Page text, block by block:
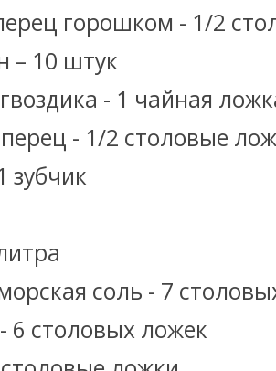
горошком - 1/2
– 10 штук
- 1 чайная
- 1/2 столовые
зубчик
соль - 7
- 6 столовых ложек